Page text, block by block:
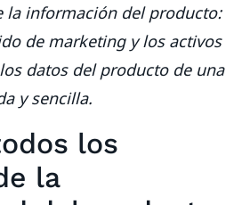
la información del producto:
de marketing y los activos
datos del producto de una
y sencilla.
los
la